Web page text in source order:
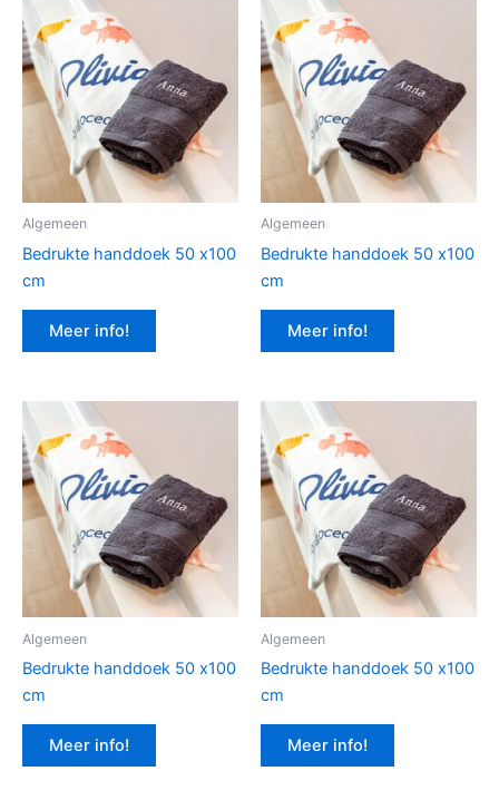
Algemeen
Bedrukte handdoek 50 x100
cm
Meer info!
Algemeen
Bedrukte handdoek 50 x100
cm
Meer info!
Algemeen
Bedrukte handdoek 50 x100
cm
Meer info!
Algemeen
Bedrukte handdoek 50 x100
cm
Meer info!